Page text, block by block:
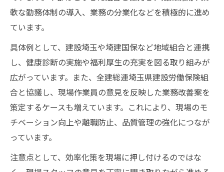
軟な勤務体制の導入、業務の分業化などを積極的に進め
ています。
具体例として、建設埼玉や埼建国保など地域組合と連携
し、健康診断の実施や福利厚生の充実を図る取り組みが
広がっています。また、全建総連埼玉県建設労働保険組
合と協議し、現場作業員の意見を反映した業務改善案を
策定するケースも増えています。これにより、現場のモ
チベーション向上や離職防止、品質管理の強化につなが
っています。
注意点として、効率化策を現場に押し付けるのではな